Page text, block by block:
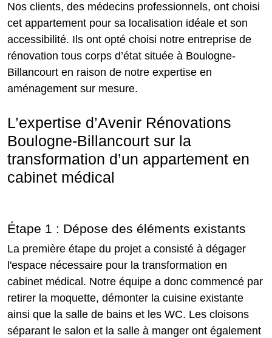
Nos clients, des médecins professionnels, ont choisi
cet appartement pour sa localisation idéale et son
accessibilité. Ils ont opté choisi notre entreprise de
rénovation tous corps d’état située à Boulogne-
Billancourt en raison de notre expertise en
aménagement sur mesure.
L’expertise d’Avenir Rénovations
Boulogne-Billancourt sur la
transformation d’un appartement en
cabinet médical
Étape 1 : Dépose des éléments existants
La première étape du projet a consisté à dégager
l'espace nécessaire pour la transformation en
cabinet médical. Notre équipe a donc commencé par
retirer la moquette, démonter la cuisine existante
ainsi que la salle de bains et les WC. Les cloisons
séparant le salon et la salle à manger ont également